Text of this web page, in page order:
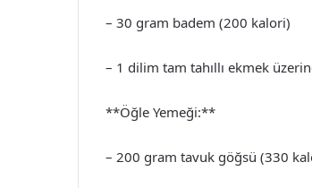
– 30 gram badem (200 kalori)
– 1 dilim tam tahıllı ekmek
**Öğle Yemeği:**
– 200 gram tavuk göğsü (330